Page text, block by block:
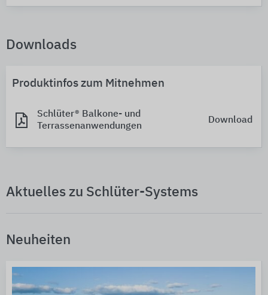
Downloads
Produktinfos zum Mitnehmen
Schlüter® Balkone- und
Terrassenanwendungen
Download
Aktuelles zu Schlüter-Systems
Neuheiten